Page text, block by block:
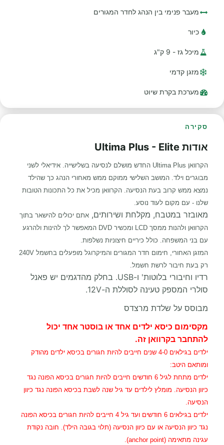
מעבר פנימי בין הנהג לחדר המגורים
כיור
מיכל גז - 9 ק"ג
מזגן קדמי
מערכת בקרת שיוט
סקירה
אודות Ultima Plus - Elite
הקרוואן Ultima Plus החדש מושלם לנסיעה בשלישייה. אידיאלי לשני
מבוגרים וילד. המושב השלישי ממוקם ממש מאחורי הנהג כך שהילד
נמצא ממש קרוב בעת הנסיעה. הקרוואן מכיל את כל התכונות הטובות
שלנו - עם מקום לעוד נוסע.
מאובזר במטבח, מקלחת ושירותים, אתם יכולים להישאר בתוך
הקרוואן ולהנות ממסך LCD ומכשיר DVD המאפשר לך להינות ולהרגע
עם בני המשפחה. כולל כיריים חיצוניות נשלפות.
המזגן האחורי, חימום חדר המגורים והמיקרוגל מופעלים בחשמל 240V
רק בעת חיבור לרשת חשמל.
רדיו וחיבורי בלוטות' ו-USB. בחלק מהדגמים יש פאנל
סולרי המספק טעינה לסוללת ה-12V.
מבוסס על שלדת מרצדס
מקסימום כיסא ילדים אחד או בוסטר אחד יכול
להתחבר בקרוואן זה.
ילדים בגילאים 4-0 שנים חייבים להיות חגורים בכיסא ילדים מהודק
ומותאם היטב:
ילדים מתחת לגיל 6 חודשים חייבים להיות חגורים בכיסא הפונה נגד
כיוון הנסיעה. מומלץ לילדים עד גיל שנה לשבת בכיסא הפונה נגד כיוון
הנסיעה.
ילדים בגילאים 6 חודשים ועד גיל 4 חייבים להיות חגורים בכיסא הפונה
נגד כיוון הנסיעה או עם כיוון הנסיעה (תלוי בגובה הילד). חובה נקודת
עגינה מתאימה (anchor point).